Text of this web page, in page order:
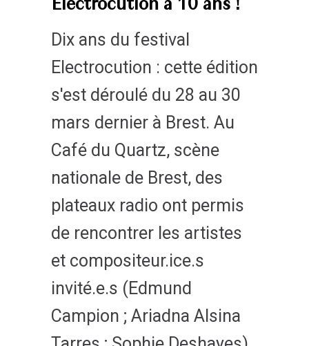
Electrocution a 10 ans !
Dix ans du festival
Electrocution : cette édition
s'est déroulé du 28 au 30
mars dernier à Brest. Au
Café du Quartz, scène
nationale de Brest, des
plateaux radio ont permis
de rencontrer les artistes
et compositeur.ice.s
invité.e.s (Edmund
Campion ; Ariadna Alsina